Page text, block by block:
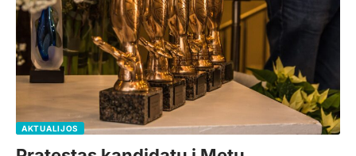
AKTUALIJOS